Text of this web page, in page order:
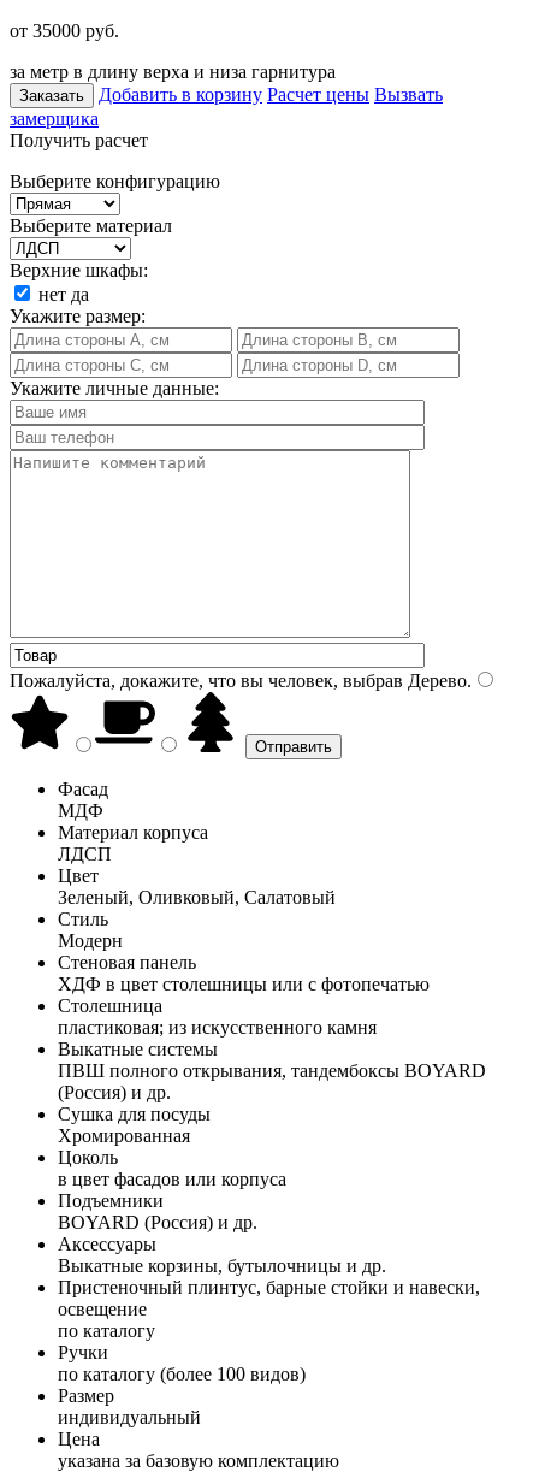
от 35000 руб.
за метр в длину верха и низа гарнитура
Заказать Добавить в корзину Расчет цены Вызвать
замерщика
Получить расчет
Выберите конфигурацию
Выберите материал
Верхние шкафы:
нет да
Укажите размер:
Укажите личные данные:
Пожалуйста, докажите, что вы человек, выбрав Дерево.
Фасад
МДФ
Материал корпуса
ЛДСП
Цвет
Зеленый, Оливковый, Салатовый
Стиль
Модерн
Стеновая панель
ХДФ в цвет столешницы или с фотопечатью
Столешница
пластиковая; из искусственного камня
Выкатные системы
ПВШ полного открывания, тандембоксы BOYARD
(Россия) и др.
Сушка для посуды
Хромированная
Цоколь
в цвет фасадов или корпуса
Подъемники
BOYARD (Россия) и др.
Аксессуары
Выкатные корзины, бутылочницы и др.
Пристеночный плинтус, барные стойки и навески,
освещение
по каталогу
Ручки
по каталогу (более 100 видов)
Размер
индивидуальный
Цена
указана за базовую комплектацию